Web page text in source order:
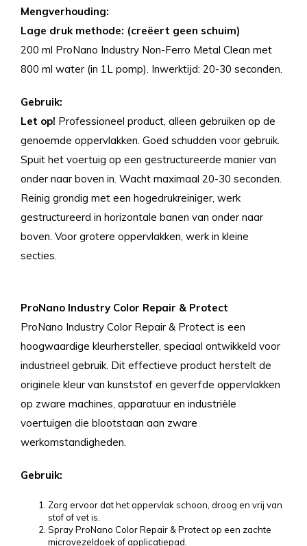
Mengverhouding:
Lage druk methode: (creëert geen schuim)
200 ml ProNano Industry Non-Ferro Metal Clean met
800 ml water (in 1L pomp). Inwerktijd: 20-30 seconden.
Gebruik:
Let op! Professioneel product, alleen gebruiken op de
genoemde oppervlakken. Goed schudden voor gebruik.
Spuit het voertuig op een gestructureerde manier van
onder naar boven in. Wacht maximaal 20-30 seconden.
Reinig grondig met een hogedrukreiniger, werk
gestructureerd in horizontale banen van onder naar
boven. Voor grotere oppervlakken, werk in kleine
secties.
ProNano Industry Color Repair & Protect
ProNano Industry Color Repair & Protect is een
hoogwaardige kleurhersteller, speciaal ontwikkeld voor
industrieel gebruik. Dit effectieve product herstelt de
originele kleur van kunststof en geverfde oppervlakken
op zware machines, apparatuur en industriële
voertuigen die blootstaan aan zware
werkomstandigheden.
Gebruik:
Zorg ervoor dat het oppervlak schoon, droog en vrij van
stof of vet is.
Spray ProNano Color Repair & Protect op een zachte
microvezeldoek of applicatiepad.